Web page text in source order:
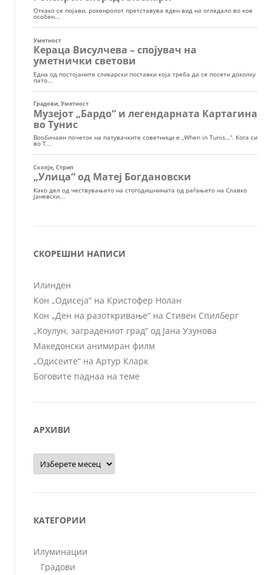
СКОРЕШНИ НАПИСИ
Илинден
Кон „Одисеја“ на Кристофер Нолан
Кон „Ден на разоткривање“ на Стивен Спилберг
„Коулун, заградениот град“ од Јана Узунова
Македонски анимиран филм
„Одисеите“ на Артур Кларк
Боговите паднаа на теме
АРХИВИ
Архиви
КАТЕГОРИИ
Илуминации
Градови